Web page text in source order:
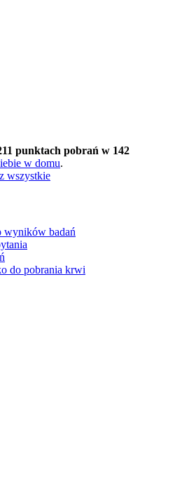
punktach pobrań w 142
w domu.
wszystkie
wyników badań
do pobrania krwi